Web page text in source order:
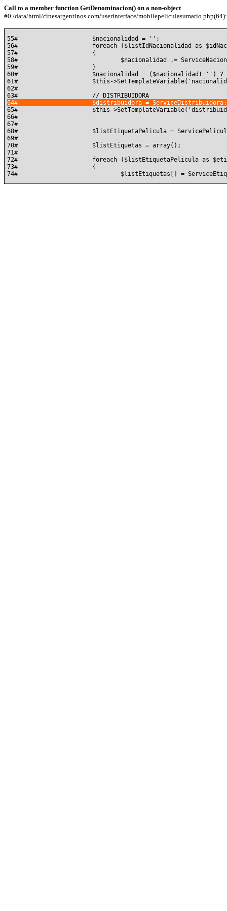
Call to a member function GetDenominacion() on a non-object
#0 /data/html/cinesargentinos.com/userinterface/
55#			$nacionalidad = '';
56#			foreach ($listIdNacionalidad as $idNacionalidad)
57#			{
58#				$nacionalidad .= ServiceNacionalidad::GetById( $idNacionalidad )->GetDenominacion() . ', ';
59#			}
60#			$nacionalidad = ($nacionalidad!='') ? substr( $nacionalidad, 0, count($nacionalidad) - 3) . '.' : '';
61#			$this->SetTemplateVariable('nacionalidad', $nacionalidad);
62#
65#			$this->SetTemplateVariable('distribuidora', $distribuidora);
66#
67#
68#			$listEtiquetaPelicula = ServicePeliculaEtiqueta::ListByIdPelicula($idPelicula);
69#
70#			$listEtiquetas = array();
71#
72#			foreach ($listEtiquetaPelicula as $etiquetaPelicula)
73#			{